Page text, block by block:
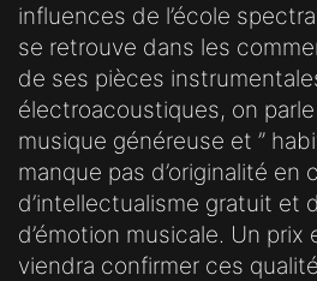
influences de l’école
se retrouve dans les
de ses pièces
électroacoustiques, on
musique généreuse et ”
manque pas d’originalité en
d’intellectualisme gratuit et
d’émotion musicale. Un prix
viendra confirmer ces